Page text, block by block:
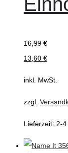
16,99€
13,60 €
inkl. MwSt.
zzgl.
Lieferzeit: 2-4